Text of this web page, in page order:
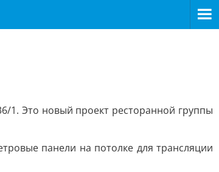
1. Это новый проект ресторанной группы
панели на потолке для трансляции